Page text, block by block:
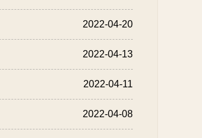
2022-04-20
2022-04-13
2022-04-11
2022-04-08